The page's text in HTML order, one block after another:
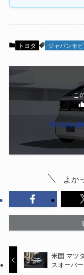
トヨタ ジャパンモ
こ
Follow
よか
米国 マツ
スオーバ